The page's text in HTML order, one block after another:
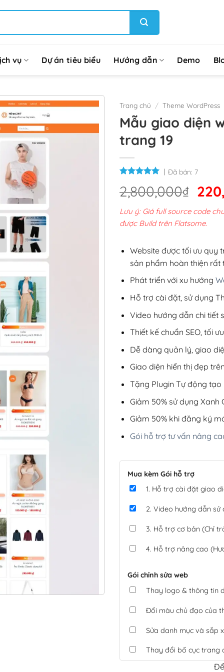
vụ Dự án tiêu biểu Hướng dẫn Demo
Trang chủ / Theme WordPress
Mẫu giao diện
trang 19
Đã bán: 7
2,800,000₫ Giá
gốc
là:
Lưu ý: Giá full source code
được Build trên Flatsome.
Website được tối ưu quy
sản phẩm hoàn thiện rất
Phát triển với xu hướng
Hỗ trợ cài đặt, sử dụng
Video hướng dẫn chi tiết
Thiết kế chuẩn SEO, tối
Dễ dàng quản lý, giao
Giao diện hiển thị đẹp
Tặng Plugin Tự động tạo
Giảm 50% sử dụng Xanh
Giảm 50% khi đăng ký
Gói hỗ trợ tư vấn nâng
Mua kèm Gói hỗ trợ
1. Hỗ trợ cài đặt giao
2. Video hướng dẫn
3. Hỗ trợ cơ bản (Chỉ
4. Hỗ trợ nâng cao
Gói chỉnh sửa web
Thay logo & thông tin
Đổi màu chủ đạo của
Sửa danh mục và sắp
Thay đổi bố cục trang
Tích hợp thanh toán